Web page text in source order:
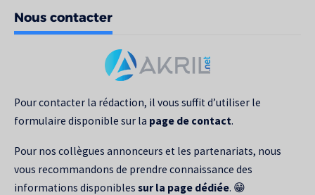
votre
recherche
Nous contacter
Pour contacter la rédaction, il vous suffit d’utiliser le
formulaire disponible sur la page de contact.
Pour nos collègues annonceurs et les partenariats, nous
vous recommandons de prendre connaissance des
informations disponibles sur la page dédiée. 😁